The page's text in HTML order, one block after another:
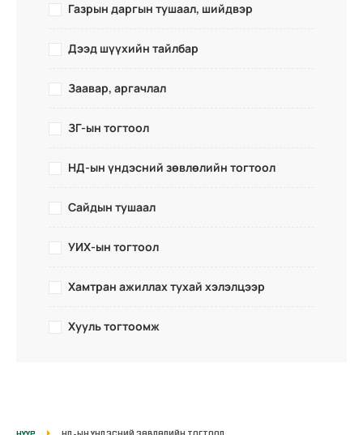
Газрын даргын тушаал, шийдвэр
Дээд шүүхийн тайлбар
Заавар, аргачлал
ЗГ-ын тогтоол
НД-ын үндэсний зөвлөлийн тогтоол
Сайдын тушаал
УИХ-ын тогтоол
Хамтран ажиллах тухай хэлэлцээр
Хууль тогтоомж